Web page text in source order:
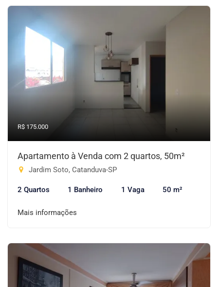
R$ 175.000
Apartamento à Venda com 2 quartos, 50m²
Jardim Soto, Catanduva-SP
2 Quartos 1 Banheiro 1 Vaga 50 m²
Mais informações